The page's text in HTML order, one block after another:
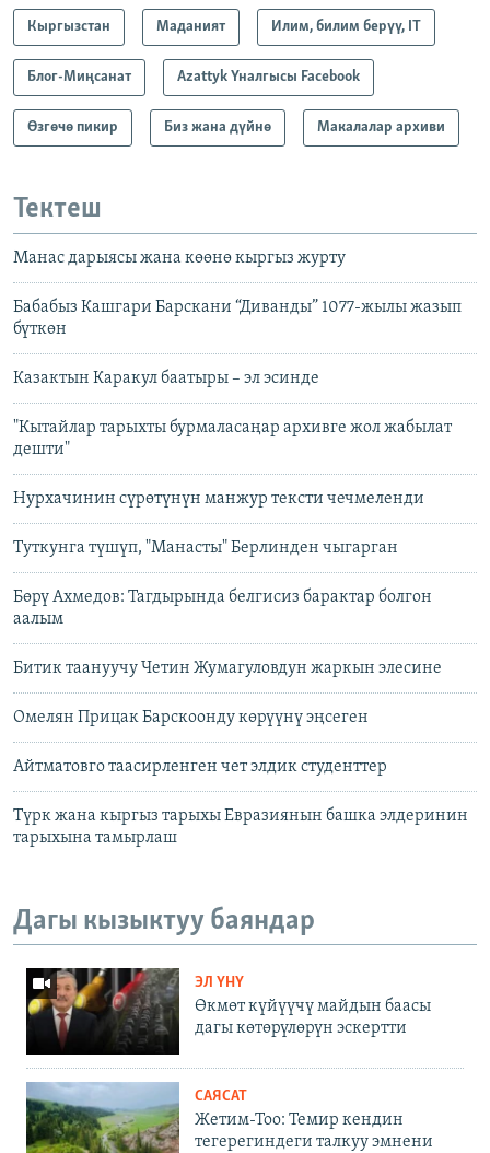
Кыргызстан Маданият Илим, билим берүү, IT
Блог-Миңсанат Azattyk Үналгысы Facebook
Өзгөчө пикир Биз жана дүйнө Макалалар архиви
Тектеш
Манас дарыясы жана көөнө кыргыз журту
Бабабыз Кашгари Барскани “Диванды” 1077-жылы жазып
бүткөн
Казактын Каракул баатыры – эл эсинде
"Кытайлар тарыхты бурмаласаңар архивге жол жабылат
дешти"
Нурхачинин сүрөтүнүн манжур тексти чечмеленди
Туткунга түшүп, "Манасты" Берлинден чыгарган
Бөрү Ахмедов: Тагдырында белгисиз барактар болгон
аалым
Битик таануучу Четин Жумагуловдун жаркын элесине
Омелян Прицак Барскоонду көрүүнү эңсеген
Айтматовго таасирленген чет элдик студенттер
Түрк жана кыргыз тарыхы Евразиянын башка элдеринин
тарыхына тамырлаш
Дагы кызыктуу баяндар
ЭЛ ҮНҮ
Өкмөт күйүүчү майдын баасы
дагы көтөрүлөрүн эскертти
САЯСАТ
Жетим-Тоо: Темир кендин
тегерегиндеги талкуу эмнени